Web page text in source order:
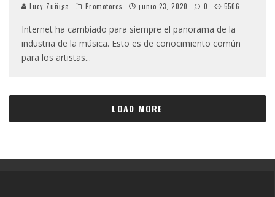
Lucy Zuñiga Promotores junio 23, 2020 0 5506
Internet ha cambiado para siempre el panorama de la
industria de la música. Esto es de conocimiento común
para los artistas...
LOAD MORE